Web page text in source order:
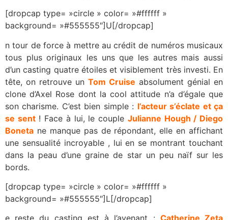
[dropcap type= »circle » color= »#ffffff »
background= »#555555″]U[/dropcap]
n tour de force à mettre au crédit de numéros musicaux
tous plus originaux les uns que les autres mais aussi
d’un casting quatre étoiles et visiblement très investi. En
tête, on retrouve un Tom Cruise absolument génial en
clone d’Axel Rose dont la cool attitude n’a d’égale que
son charisme. C’est bien simple : l’acteur s’éclate et ça
se sent! Face à lui, le couple Julianne Hough / Diego
Boneta ne manque pas de répondant, elle en affichant
une sensualité incroyable , lui en se montrant touchant
dans la peau d’une graine de star un peu naïf sur les
bords.
[dropcap type= »circle » color= »#ffffff »
background= »#555555″]L[/dropcap]